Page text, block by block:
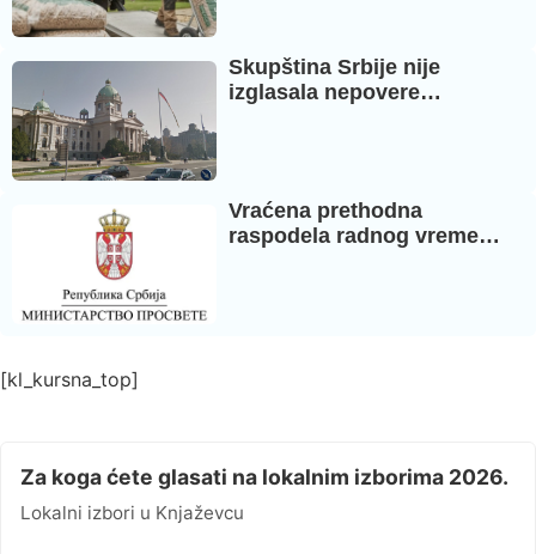
Skupština Srbije nije
izglasala nepovere…
Vraćena prethodna
raspodela radnog vreme…
[kl_kursna_top]
Za koga ćete glasati na lokalnim izborima 2026.
Lokalni izbori u Knjaževcu